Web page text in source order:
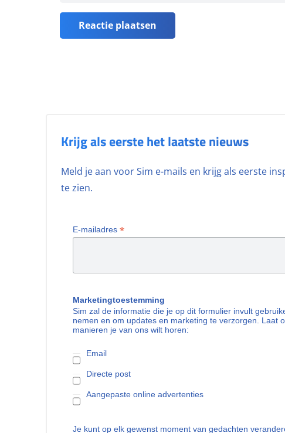
Reactie plaatsen
Krijg als eerste het laatste nieuws
Meld je aan voor Sim e-mails en krijg als eerste
te zien.
E-mailadres *
Marketingtoestemming
Sim zal de informatie die je op dit formulier invult
nemen en om updates en marketing te verzorgen. Laat
manieren je van ons wilt horen:
Email
Directe post
Aangepaste online advertenties
Je kunt op elk gewenst moment van gedachten